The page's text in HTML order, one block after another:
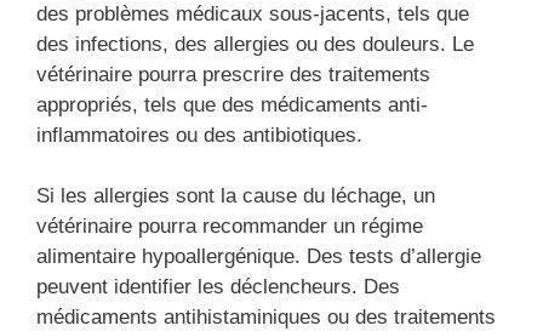
des problèmes médicaux sous-jacents, tels que
des infections, des allergies ou des douleurs. Le
vétérinaire pourra prescrire des traitements
appropriés, tels que des médicaments anti-
inflammatoires ou des antibiotiques.
Si les allergies sont la cause du léchage, un
vétérinaire pourra recommander un régime
alimentaire hypoallergénique. Des tests d’allergie
peuvent identifier les déclencheurs. Des
médicaments antihistaminiques ou des traitements